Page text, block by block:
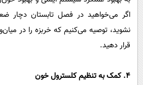
اگر می‌خواهید در فصل تابستان دچار
نشوید، توصیه می‌کنیم که خربزه را در
قرار دهید.
۴. کمک به تنظیم کلسترول خون